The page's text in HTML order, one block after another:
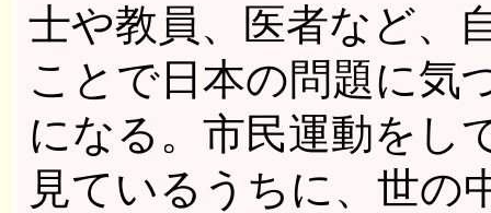
士や教員、医者など、
ことで日本の問題に気
になる。市民運動をし
見ているうちに、世